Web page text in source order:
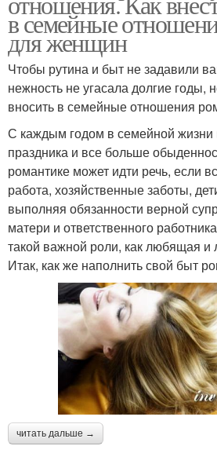
в семейные
для женщин
Чтобы рутина и быт не задавили
нежность не угасала долгие годы,
вносить в семейные отношения
С каждым годом в семейной
праздника и все больше
романтике может идти речь, если
работа, хозяйственные заботы,
выполняя обязанности верной
матери и ответственного
такой важной роли, как любящая
Итак, как же наполнить свой быт
читать дальше →